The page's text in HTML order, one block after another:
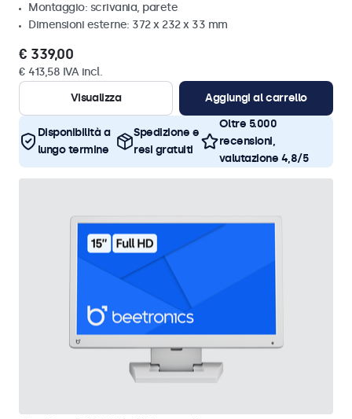
Montaggio: scrivania, parete
Dimensioni esterne: 372 x 232 x 33 mm
€ 339,00
€ 413,58 IVA incl.
Visualizza
Aggiungi al carrello
Disponibilità a
lungo termine
Spedizione e
resi gratuiti
Oltre 5.000
recensioni,
valutazione 4,8/5